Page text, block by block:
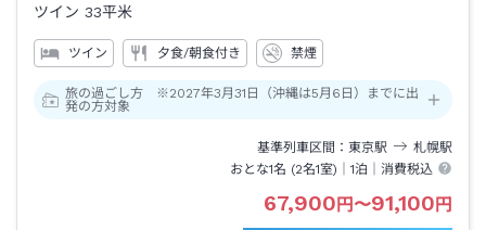
ツイン 33平米
ツイン 夕食/朝食付き 禁煙
旅の過ごし方 ※2027年3月31日（沖縄は5月6日）までに出
発の方対象
基準列車区間 東京駅 札幌駅
おとな1名 (2名1室)｜1泊 ｜消費税込
67,900円〜91,100円